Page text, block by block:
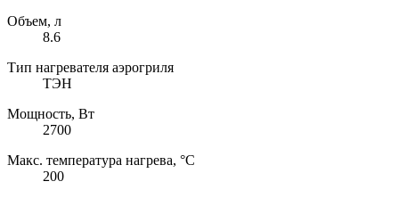
Объем, л
8.6
Тип нагревателя аэрогриля
ТЭН
Мощность, Вт
2700
Макс. температура нагрева, °С
200